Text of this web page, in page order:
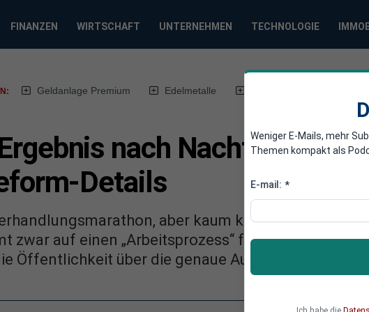
FINANZEN WIRTSCHAFT UNTERNEHMEN TECHNOLOGIE
Geldanlage Premium Edelmetalle
nach Nachtsitzung:
Details
aber kaum konkrete
zwar auf einen „Arbeitsprozess“ für anstehende
Öffentlichkeit über die genaue Ausgestaltung
Weniger E-Mails, mehr
Themen kompakt als
E-mail: *